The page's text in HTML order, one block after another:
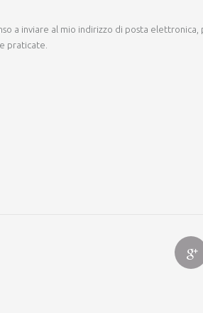
a inviare al mio indirizzo di posta
praticate.